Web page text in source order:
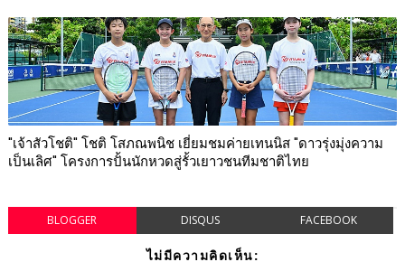
"เจ้าสัวโชติ" โชติ โสภณพนิช เยี่ยมชมค่ายเทนนิส "ดาวรุ่งมุ่งความ
เป็นเลิศ" โครงการปั้นนักหวดสู่รั้วเยาวชนทีมชาติไทย
BLOGGER DISQUS FACEBOOK
ไม่มีความคิดเห็น: